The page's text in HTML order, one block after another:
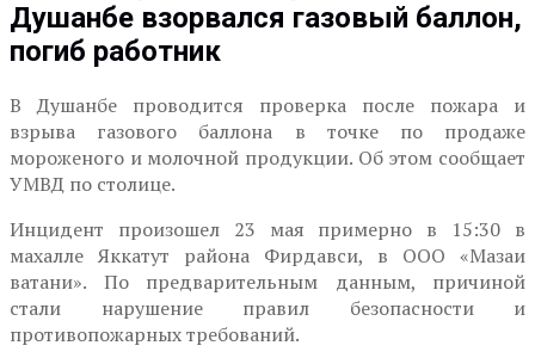
Душанбе взорвался газовый баллон,
погиб работник
В Душанбе проводится проверка после пожара и
взрыва газового баллона в точке по продаже
мороженого и молочной продукции. Об этом сообщает
УМВД по столице.
Инцидент произошел 23 мая примерно в 15:30 в
махалле Яккатут района Фирдавси, в ООО «Мазаи
ватани». По предварительным данным, причиной
стали нарушение правил безопасности и
противопожарных требований.